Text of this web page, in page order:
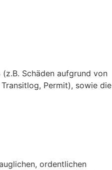
Schäden aufgrund von
Permit), sowie die
ordentlichen